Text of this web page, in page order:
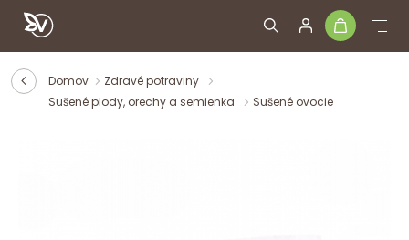
Domov
Zdravé potraviny
Sušené plody, orechy a semienka
Sušené ovocie